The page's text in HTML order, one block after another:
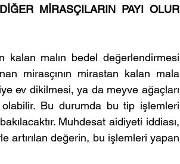
MİRASÇILARIN PAYI OLUR
kalan malın bedel değerlendirmesi
mirasçının mirastan kalan mala
ev dikilmesi, ya da meyve ağaçları
Bu durumda bu tip işlemleri
Muhdesat aidiyeti iddiası,
artırılan değerin, bu işlemleri yapan